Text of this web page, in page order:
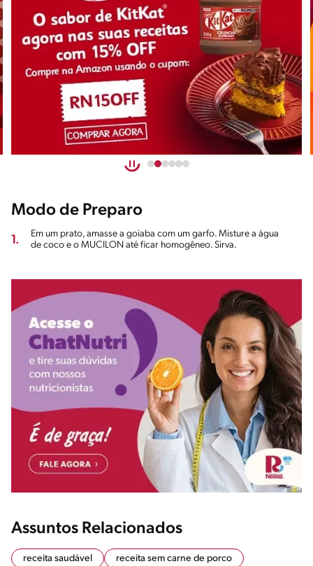
Modo de Preparo
1.
Em um prato, amasse a goiaba com um garfo. Misture a água
de coco e o MUCILON até ficar homogêneo. Sirva.
Assuntos Relacionados
receita saudável receita sem carne de porco